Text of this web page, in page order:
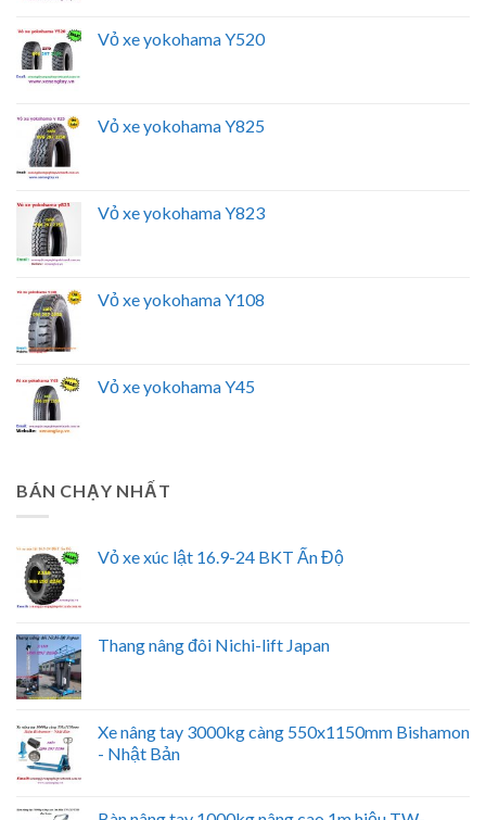
Vỏ xe yokohama Y520
Vỏ xe yokohama Y825
Vỏ xe yokohama Y823
Vỏ xe yokohama Y108
Vỏ xe yokohama Y45
BÁN CHẠY NHẤT
Vỏ xe xúc lật 16.9-24 BKT Ấn Độ
Thang nâng đôi Nichi-lift Japan
Xe nâng tay 3000kg càng 550x1150mm Bishamon
- Nhật Bản